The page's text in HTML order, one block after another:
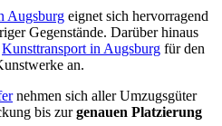
Augsburg eignet sich hervorragend
Gegenstände. Darüber hinaus
Kunsttransport in Augsburg für den
an.
nehmen sich aller Umzugsgüter
bis zurgenauen Platzierung